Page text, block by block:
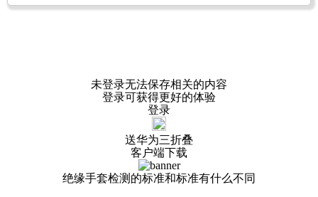
未登录无法保存相关的内容
登录可获得更好的体验
登录
送华为三折叠
客户端下载
绝缘手套检测的标准和标准有什么不同